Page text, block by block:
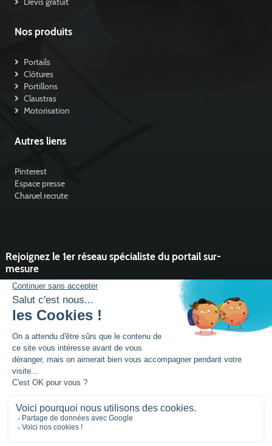
Nos produits
Portails
Clôtures
Portillons
Claustras
Motorisation
Autres liens
Pinterest
Espace presse
Charuel recrute
Rejoignez le 1er réseau spécialiste du portail sur-
mesure
Vous souhaitez développer l'activité portail de votre entreprise ?
Rejoindre un réseau dynamique, avec un service et des outils qui
font la différence ?
DEVENIR PARTENAIRE